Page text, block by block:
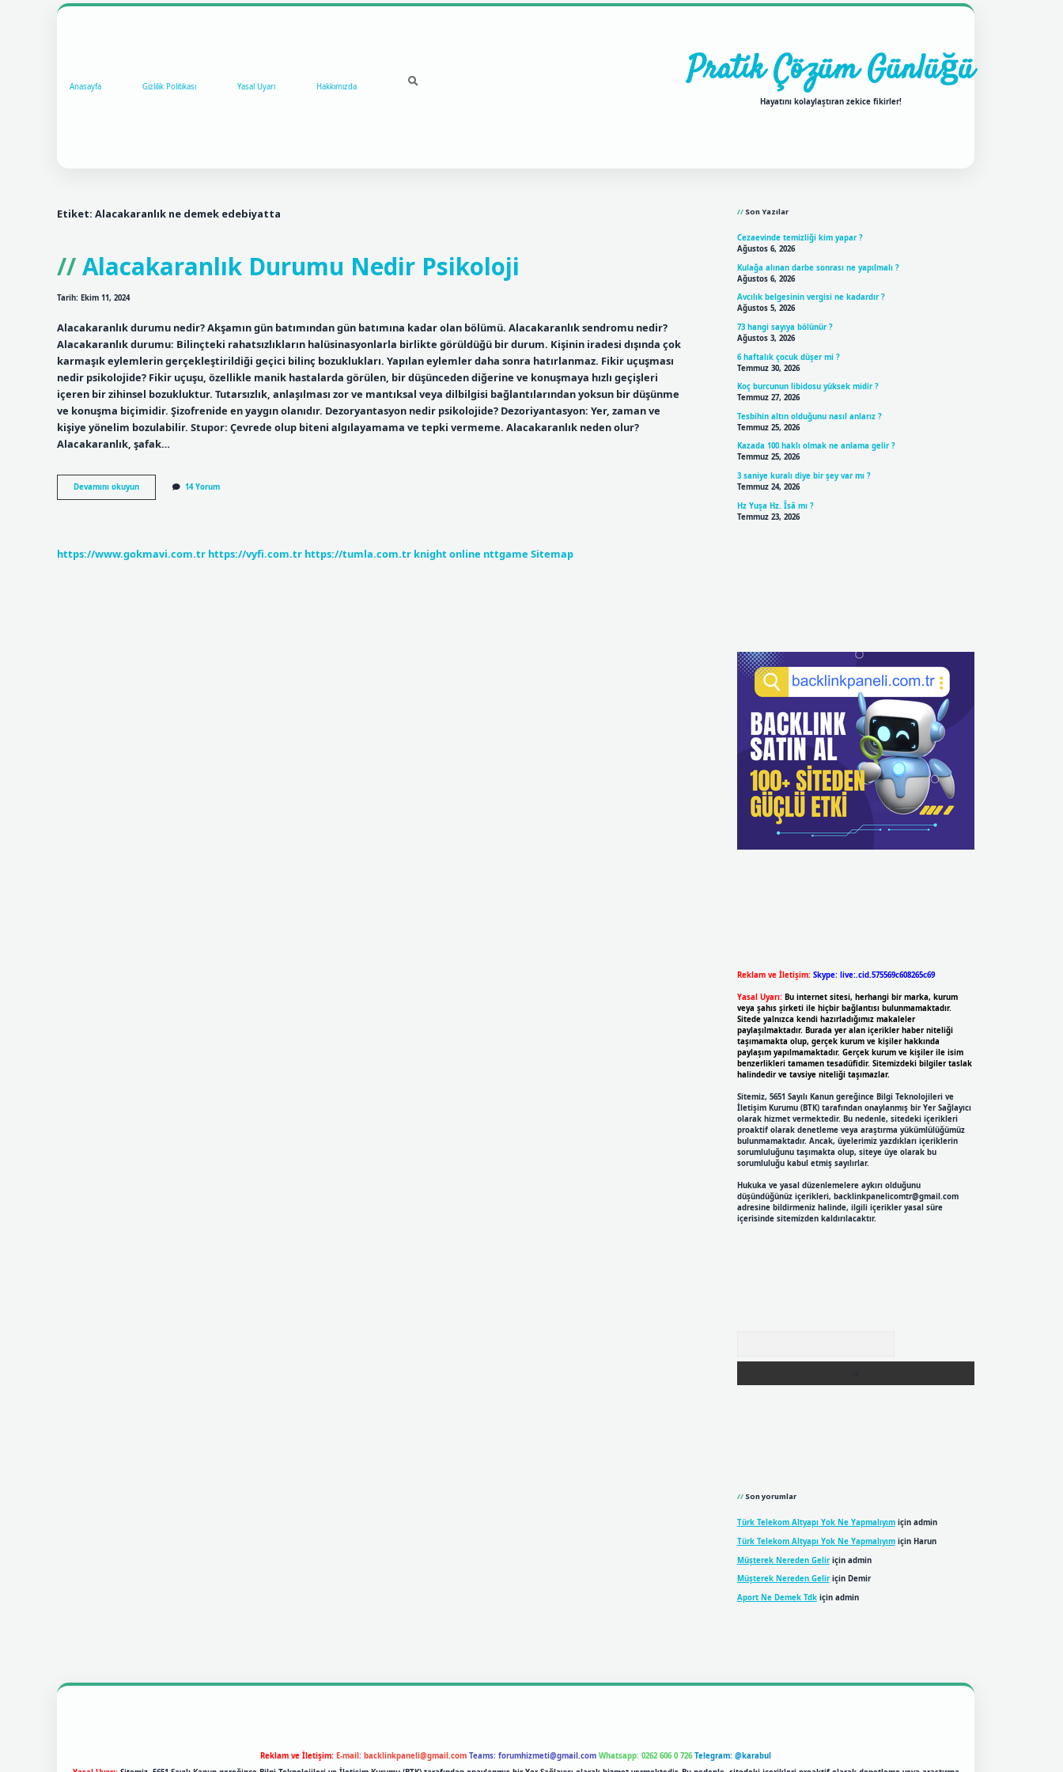
Anasayfa Gizlilik Politikası Yasal Uyarı Hakkımızda Pratik Çözüm Günlüğü
Hayatını kolaylaştıran zekice fikirler!
Etiket: Alacakaranlık ne demek edebiyatta
Alacakaranlık Durumu Nedir Psikoloji
Tarih: Ekim 11, 2024
Alacakaranlık durumu nedir? Akşamın gün batımından gün batımına kadar olan bölümü. Alacakaranlık sendromu nedir?
Alacakaranlık durumu: Bilinçteki rahatsızlıkların halüsinasyonlarla birlikte görüldüğü bir durum. Kişinin iradesi dışında çok
karmaşık eylemlerin gerçekleştirildiği geçici bilinç bozuklukları. Yapılan eylemler daha sonra hatırlanmaz. Fikir uçuşması
nedir psikolojide? Fikir uçuşu, özellikle manik hastalarda görülen, bir düşünceden diğerine ve konuşmaya hızlı geçişleri
içeren bir zihinsel bozukluktur. Tutarsızlık, anlaşılması zor ve mantıksal veya dilbilgisi bağlantılarından yoksun bir düşünme
ve konuşma biçimidir. Şizofrenide en yaygın olanıdır. Dezoryantasyon nedir psikolojide? Dezoriyantasyon: Yer, zaman ve
kişiye yönelim bozulabilir. Stupor: Çevrede olup biteni algılayamama ve tepki vermeme. Alacakaranlık neden olur?
Alacakaranlık, şafak…
Devamını okuyunAlacakaranlık
Durumu
14 Yorum
https://www.gokmavi.com.tr https://vyfi.com.tr https://tumla.com.tr knight online nttgame Sitemap
Son Yazılar
Cezaevinde temizliği kim yapar ?
Ağustos 6, 2026
Kulağa alınan darbe sonrası ne yapılmalı ?
Ağustos 6, 2026
Avcılık belgesinin vergisi ne kadardır ?
Ağustos 5, 2026
73 hangi sayıya bölünür ?
Ağustos 3, 2026
6 haftalık çocuk düşer mi ?
Temmuz 30, 2026
Koç burcunun libidosu yüksek midir ?
Temmuz 27, 2026
Tesbihin altın olduğunu nasıl anlarız ?
Temmuz 25, 2026
Kazada 100 haklı olmak ne anlama gelir ?
Temmuz 25, 2026
3 saniye kuralı diye bir şey var mı ?
Temmuz 24, 2026
Hz Yuşa Hz. Îsâ mı ?
Temmuz 23, 2026
Reklam ve İletişim: Skype: live:.cid.575569c608265c69
Yasal Uyarı: Bu internet sitesi, herhangi bir marka, kurum
veya şahıs şirketi ile hiçbir bağlantısı bulunmamaktadır.
Sitede yalnızca kendi hazırladığımız makaleler
paylaşılmaktadır. Burada yer alan içerikler haber niteliği
taşımamakta olup, gerçek kurum ve kişiler hakkında
paylaşım yapılmamaktadır. Gerçek kurum ve kişiler ile isim
benzerlikleri tamamen tesadüfidir. Sitemizdeki bilgiler taslak
halindedir ve tavsiye niteliği taşımazlar.
Sitemiz, 5651 Sayılı Kanun gereğince Bilgi Teknolojileri ve
İletişim Kurumu (BTK) tarafından onaylanmış bir Yer Sağlayıcı
olarak hizmet vermektedir. Bu nedenle, sitedeki içerikleri
proaktif olarak denetleme veya araştırma yükümlülüğümüz
bulunmamaktadır. Ancak, üyelerimiz yazdıkları içeriklerin
sorumluluğunu taşımakta olup, siteye üye olarak bu
sorumluluğu kabul etmiş sayılırlar.
Hukuka ve yasal düzenlemelere aykırı olduğunu
düşündüğünüz içerikleri, backlinkpanelicomtr@gmail.com
adresine bildirmeniz halinde, ilgili içerikler yasal süre
içerisinde sitemizden kaldırılacaktır.
Son yorumlar
Türk Telekom Altyapı Yok Ne Yapmalıyımiçin admin
Türk Telekom Altyapı Yok Ne Yapmalıyımiçin Harun
Müşterek Nereden Geliriçin admin
Müşterek Nereden Geliriçin Demir
Aport Ne Demek Tdkiçin admin
Reklam ve İletişim: E-mail: backlinkpaneli@gmail.com Teams: forumhizmeti@gmail.com Whatsapp: 0262 606 0 726 Telegram: @karabul